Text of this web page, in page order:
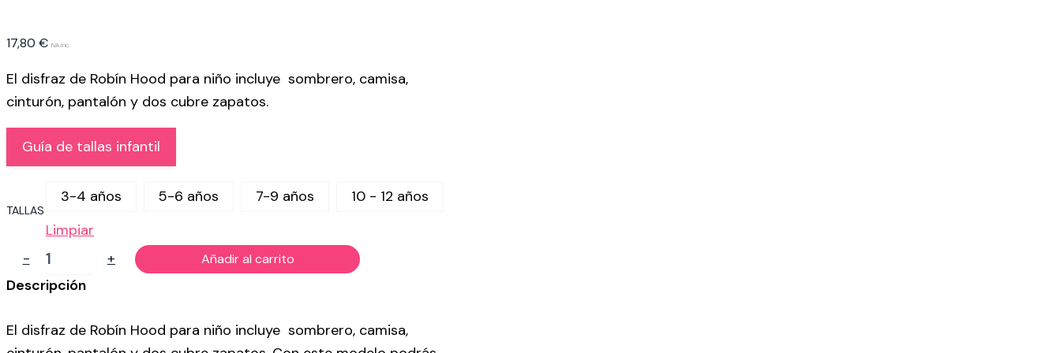
17,80 € IVA inc.
El disfraz de Robín Hood para niño incluye sombrero, camisa,
cinturón, pantalón y dos cubre zapatos.
Guía de tallas infantil
TALLAS
3-4 años 5-6 años 7-9 años
10 - 12 años
Limpiar
-
DISFRAZ
ROBÍN
NIÑO
cantidad
+ Añadir al carrito
Descripción
El disfraz de Robín Hood para niño incluye sombrero, camisa,